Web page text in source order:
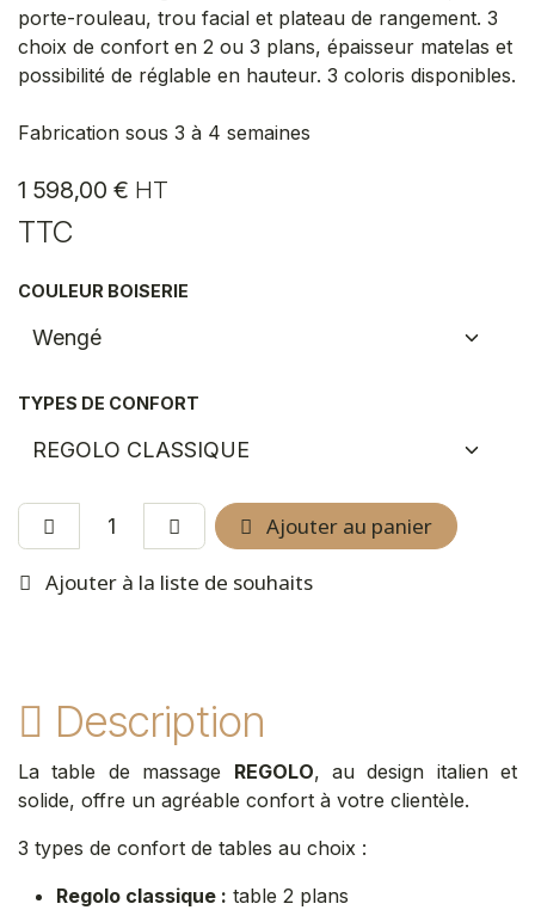
porte-rouleau, trou facial et plateau de rangement. 3
choix de confort en 2 ou 3 plans, épaisseur matelas et
possibilité de réglable en hauteur. 3 coloris disponibles.
Fabrication sous 3 à 4 semaines
1 598,00 € HT
TTC
COULEUR BOISERIE
TYPES DE CONFORT
Ajouter au panier
Ajouter à la liste de souhaits
Description
La table de massage REGOLO, au design italien et
solide, offre un agréable confort à votre clientèle.
3 types de confort de tables au choix :
Regolo classique : table 2 plans